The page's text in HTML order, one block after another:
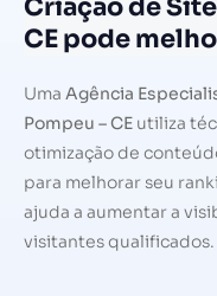
Criação de
CE pode
Uma Agência
Pompeu – CE utiliza
otimização de
para melhorar seu
ajuda a aumentar a
visitantes qualificados.